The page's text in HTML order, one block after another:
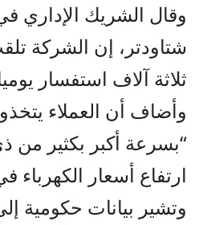
وقال الشريك الإداري
شتاودتر، إن الشركة
ثلاثة آلاف استفسار
وأضاف أن العملاء
“بسرعة أكبر بكثير من
ارتفاع أسعار
وتشير بيانات حكومية